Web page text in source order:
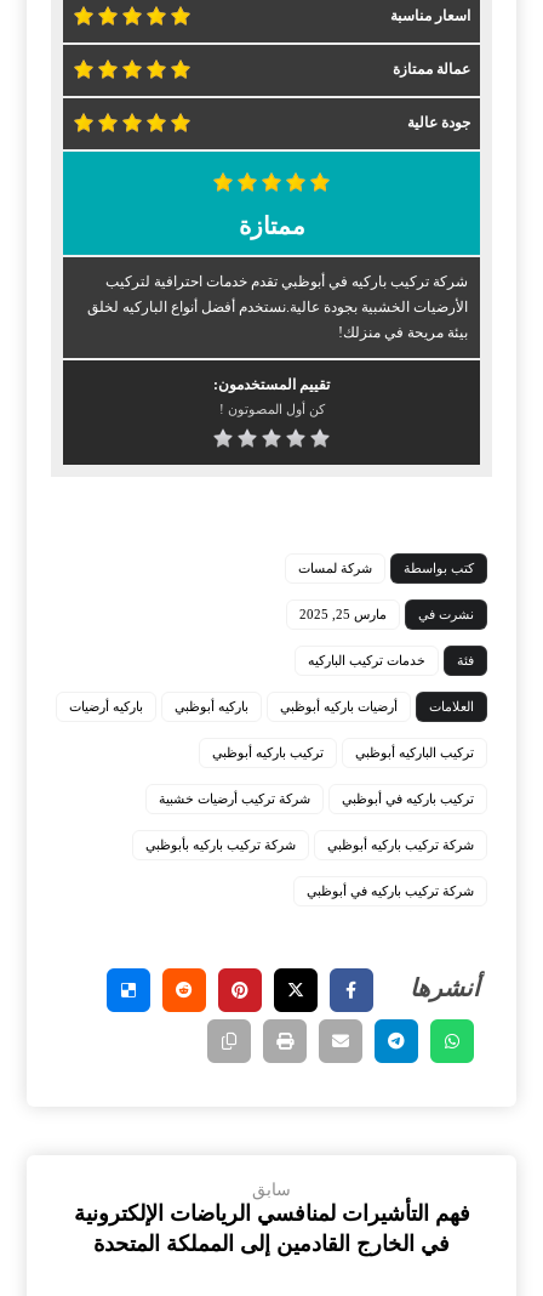
اسعار مناسبة
عمالة ممتازة
جودة عالية
ممتازة
شركة تركيب باركيه في أبوظبي تقدم خدمات احترافية لتركيب
الأرضيات الخشبية بجودة عالية.نستخدم أفضل أنواع الباركيه لخلق
بيئة مريحة في منزلك!
تقييم المستخدمون:
كن أول المصوتون !
كتب بواسطة شركة لمسات
نشرت في مارس 25, 2025
فئة خدمات تركيب الباركيه
العلامات أرضيات باركيه أبوظبي باركيه أبوظبي باركيه أرضيات
تركيب الباركيه أبوظبي تركيب باركيه أبوظبي
تركيب باركيه في أبوظبي شركة تركيب أرضيات خشبية
شركة تركيب باركيه أبوظبي شركة تركيب باركيه بأبوظبي
شركة تركيب باركيه في أبوظبي
سابق
فهم التأشيرات لمنافسي الرياضات الإلكترونية
في الخارج القادمين إلى المملكة المتحدة